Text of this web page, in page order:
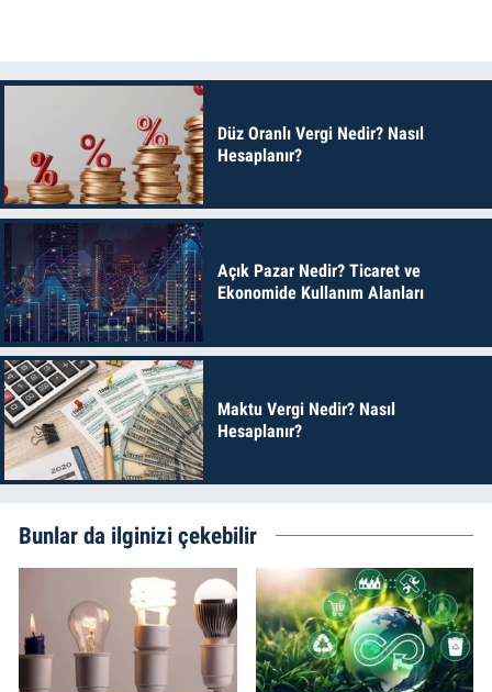
Düz Oranlı Vergi Nedir? Nasıl
Hesaplanır?
Açık Pazar Nedir? Ticaret ve
Ekonomide Kullanım Alanları
Maktu Vergi Nedir? Nasıl
Hesaplanır?
Bunlar da ilginizi çekebilir